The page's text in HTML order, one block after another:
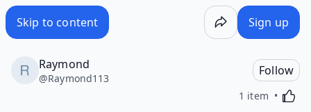
Skip to content Sign up
Raymond
@Raymond113
Follow
1 item